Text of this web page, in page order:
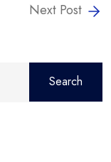
Next Post